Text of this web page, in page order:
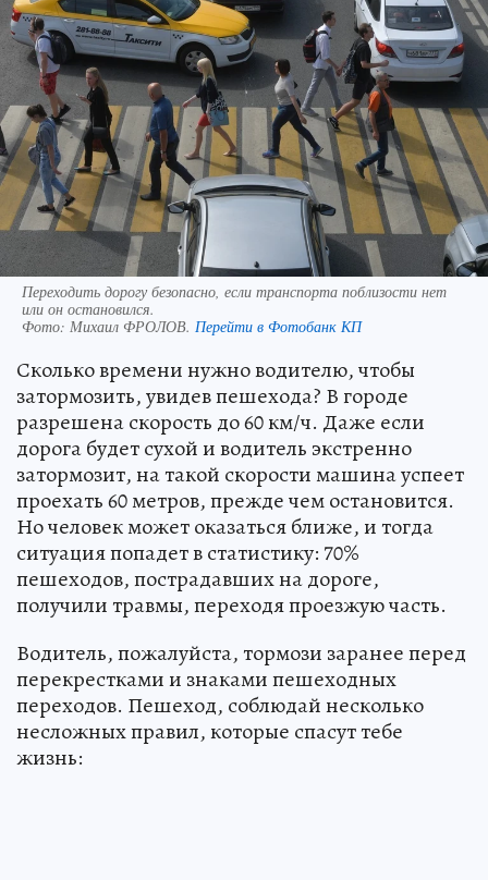
Переходить дорогу безопасно, если транспорта поблизости нет
или он остановился.
Фото: Михаил ФРОЛОВ. Перейти в Фотобанк КП
Сколько времени нужно водителю, чтобы
затормозить, увидев пешехода? В городе
разрешена скорость до 60 км/ч. Даже если
дорога будет сухой и водитель экстренно
затормозит, на такой скорости машина успеет
проехать 60 метров, прежде чем остановится.
Но человек может оказаться ближе, и тогда
ситуация попадет в статистику: 70%
пешеходов, пострадавших на дороге,
получили травмы, переходя проезжую часть.
Водитель, пожалуйста, тормози заранее перед
перекрестками и знаками пешеходных
переходов. Пешеход, соблюдай несколько
несложных правил, которые спасут тебе
жизнь: